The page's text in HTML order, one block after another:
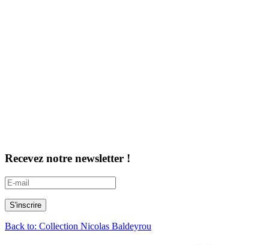
Recevez notre newsletter !
Back to: Collection Nicolas Baldeyrou